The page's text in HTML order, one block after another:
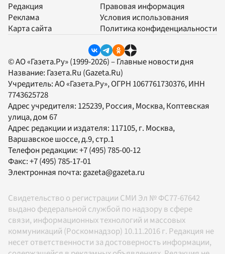
Редакция
Реклама
Карта сайта
Правовая информация
Условия использования
Политика конфиденциальности
© АО «Газета.Ру» (1999-2026) – Главные новости дня
Название: Газета.Ru (Gazeta.Ru)
Учредитель:АО «Газета.Ру», ОГРН 1067761730376, ИНН
7743625728
Адрес учредителя: 125239, Россия, Москва, Коптевская
улица, дом 67
Адрес редакции и издателя: 117105, г. Москва,
Варшавское шоссе, д.9, стр.1
Телефон редакции:+7 (495) 785-00-12
Факс:+7 (495) 785-17-01
Электронная почта:gazeta@gazeta.ru
Свидетельство о регистрации СМИ Эл № ФС77-67642
выдано федеральной службой по надзору в сфере
связи, информационных технологий и массовых
коммуникаций (Роскомнадзор) 10.11.2016 г. Редакция не
несет ответственности за достоверность информации,